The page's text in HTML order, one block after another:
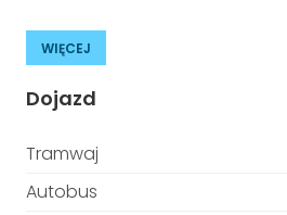
WIĘCEJ
Dojazd
Tramwaj
Autobus